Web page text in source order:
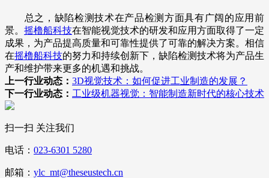
总之，缺陷检测技术在产品检测方面具有广阔的应用前
景。 摇橹船科技在智能视觉技术的研发和应用方面取得了一定
成果，为产品提高质量和可靠性提供了可靠的解决方案。相信
在摇橹船科技的努力和持续创新下，缺陷检测技术将为产品生
产和维护带来更多的机遇和挑战。
上一行业动态： 3D视觉技术：如何促进工业制造的发展？
下一行业动态： 工业级机器视觉：智能制造新时代的核心技术
扫一扫 关注我们
电话： 023-6301 5280
邮箱： ylc_mt@theseustech.cn